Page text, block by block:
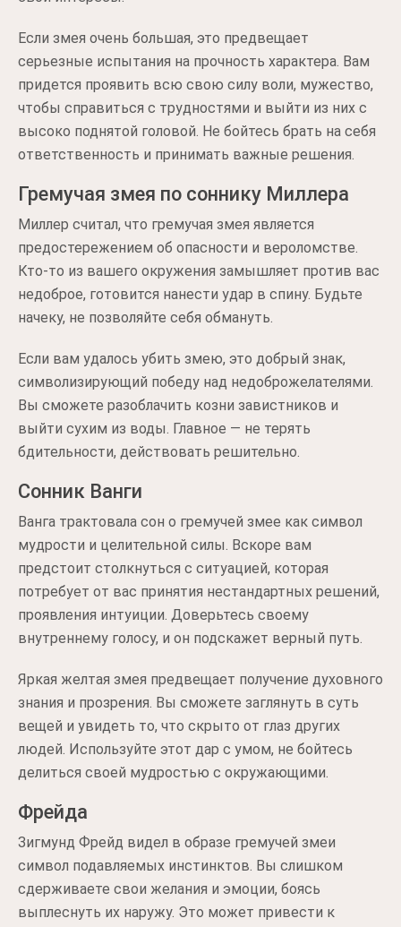
Если змея очень большая, это предвещает
серьезные испытания на прочность характера. Вам
придется проявить всю свою силу воли, мужество,
чтобы справиться с трудностями и выйти из них с
высоко поднятой головой. Не бойтесь брать на себя
ответственность и принимать важные решения.
Гремучая змея по соннику Миллера
Миллер считал, что гремучая змея является
предостережением об опасности и вероломстве.
Кто-то из вашего окружения замышляет против вас
недоброе, готовится нанести удар в спину. Будьте
начеку, не позволяйте себя обмануть.
Если вам удалось убить змею, это добрый знак,
символизирующий победу над недоброжелателями.
Вы сможете разоблачить козни завистников и
выйти сухим из воды. Главное — не терять
бдительности, действовать решительно.
Сонник Ванги
Ванга трактовала сон о гремучей змее как символ
мудрости и целительной силы. Вскоре вам
предстоит столкнуться с ситуацией, которая
потребует от вас принятия нестандартных решений,
проявления интуиции. Доверьтесь своему
внутреннему голосу, и он подскажет верный путь.
Яркая желтая змея предвещает получение духовного
знания и прозрения. Вы сможете заглянуть в суть
вещей и увидеть то, что скрыто от глаз других
людей. Используйте этот дар с умом, не бойтесь
делиться своей мудростью с окружающими.
Фрейда
Зигмунд Фрейд видел в образе гремучей змеи
символ подавляемых инстинктов. Вы слишком
сдерживаете свои желания и эмоции, боясь
выплеснуть их наружу. Это может привести к